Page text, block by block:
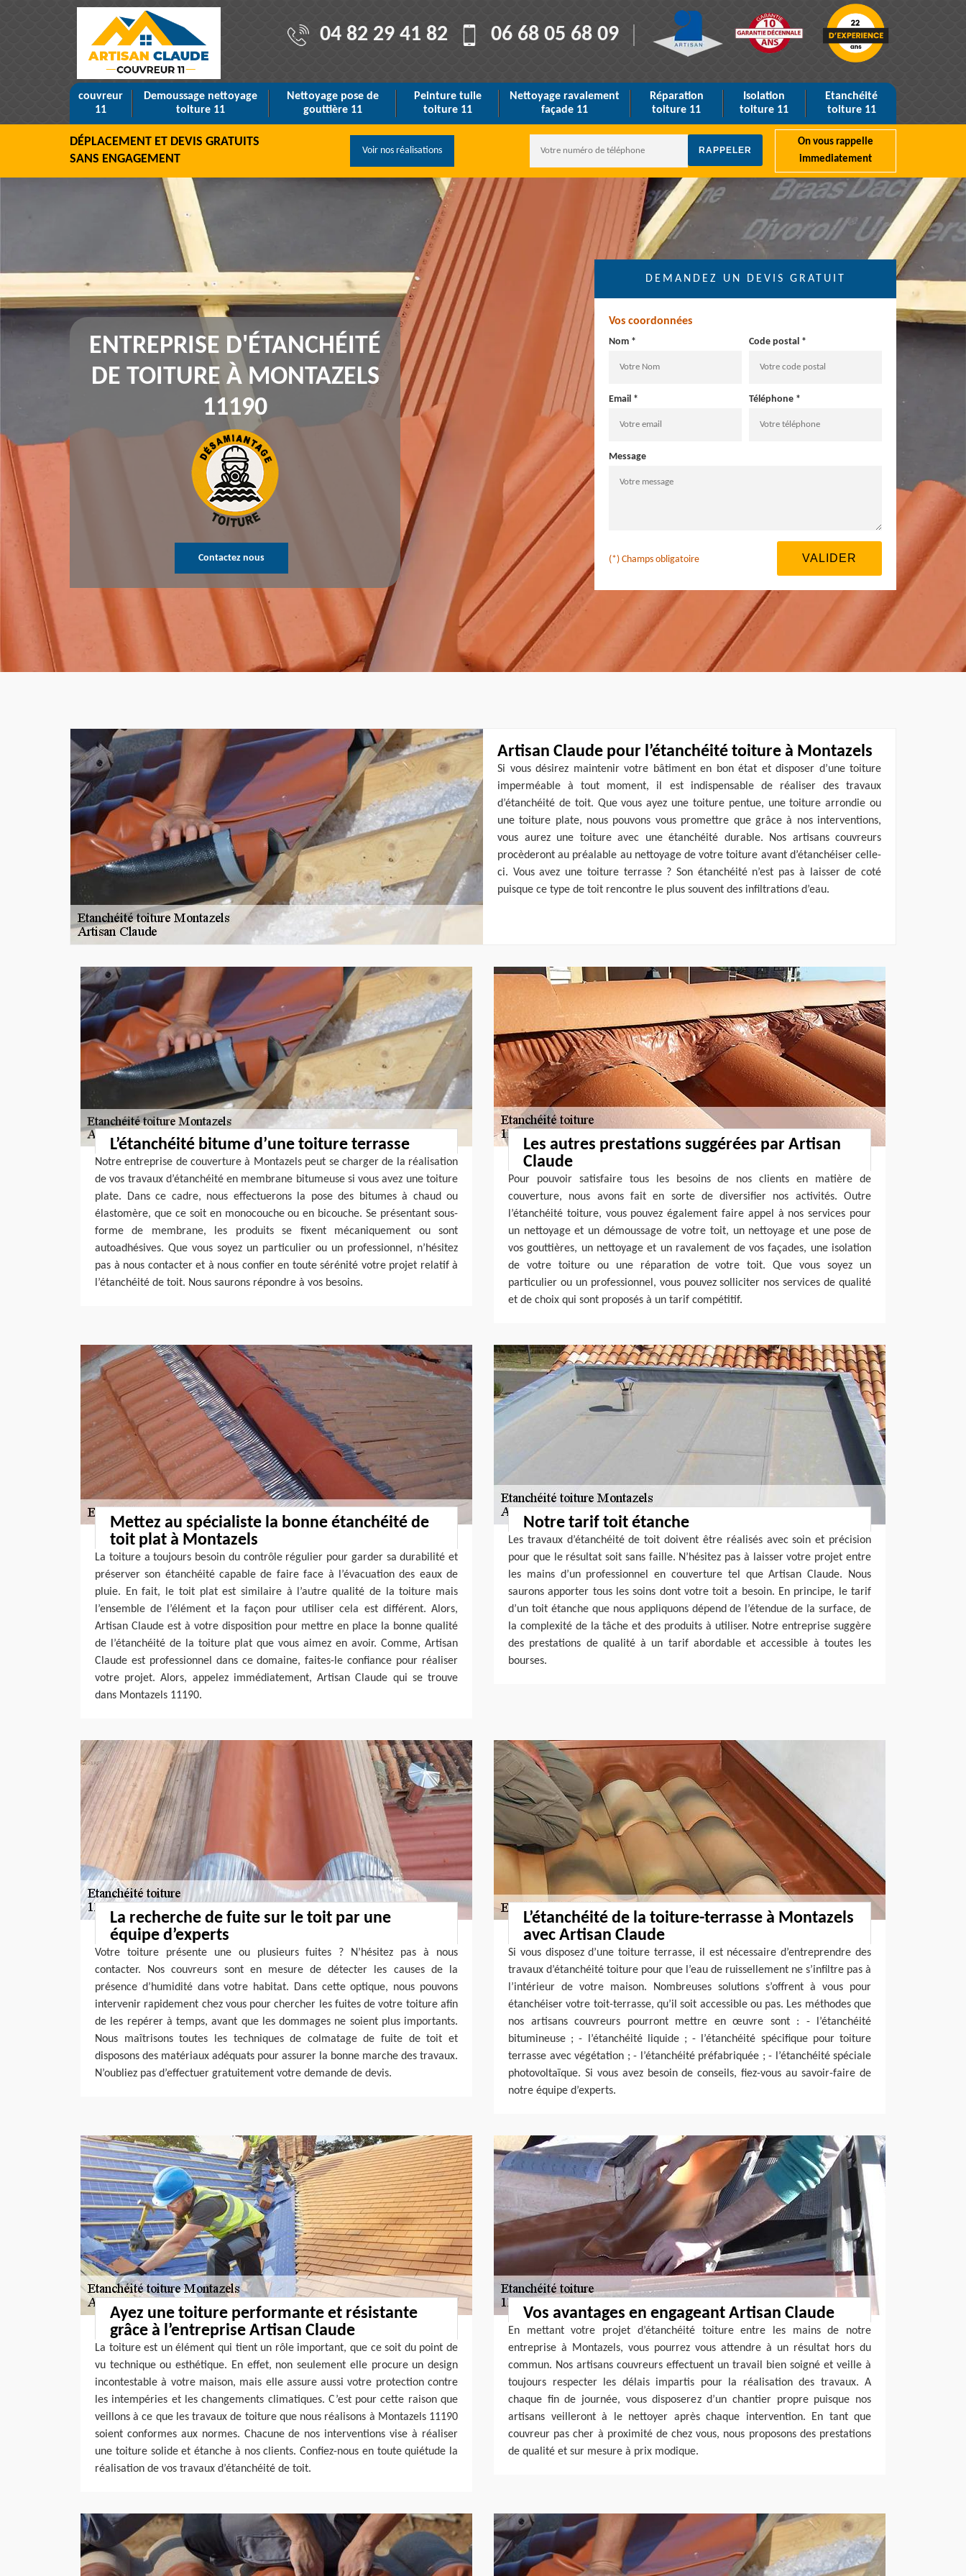
04 82 29 41 82 06 68 05 68 09
couvreur
11
Demoussage nettoyage
toiture 11
Nettoyage pose de
gouttière 11
Peinture tuile
toiture 11
Nettoyage ravalement
façade 11
Réparation
toiture 11
Isolation
toiture 11
Etanchéité
toiture 11
DÉPLACEMENT ET DEVIS GRATUITS
SANS ENGAGEMENT
Voir nos réalisations
On vous rappelle
immediatement
ENTREPRISE D'ÉTANCHÉITÉ
DE TOITURE À MONTAZELS
11190
Contactez nous
DEMANDEZ UN DEVIS GRATUIT
Vos coordonnées
Nom * Code postal *
Email * Téléphone *
Message
(*) Champs obligatoire
Artisan Claude pour l’étanchéité toiture à Montazels
Si vous désirez maintenir votre bâtiment en bon état et disposer d’une toiture
imperméable à tout moment, il est indispensable de réaliser des travaux
d’étanchéité de toit. Que vous ayez une toiture pentue, une toiture arrondie ou
une toiture plate, nous pouvons vous promettre que grâce à nos interventions,
vous aurez une toiture avec une étanchéité durable. Nos artisans couvreurs
procèderont au préalable au nettoyage de votre toiture avant d’étanchéiser celle-
ci. Vous avez une toiture terrasse ? Son étanchéité n’est pas à laisser de coté
puisque ce type de toit rencontre le plus souvent des infiltrations d’eau.
L’étanchéité bitume d’une toiture terrasse
Notre entreprise de couverture à Montazels peut se charger de la réalisation
de vos travaux d’étanchéité en membrane bitumeuse si vous avez une toiture
plate. Dans ce cadre, nous effectuerons la pose des bitumes à chaud ou
élastomère, que ce soit en monocouche ou en bicouche. Se présentant sous-
forme de membrane, les produits se fixent mécaniquement ou sont
autoadhésives. Que vous soyez un particulier ou un professionnel, n’hésitez
pas à nous contacter et à nous confier en toute sérénité votre projet relatif à
l’étanchéité de toit. Nous saurons répondre à vos besoins.
Les autres prestations suggérées par Artisan
Claude
Pour pouvoir satisfaire tous les besoins de nos clients en matière de
couverture, nous avons fait en sorte de diversifier nos activités. Outre
l’étanchéité toiture, vous pouvez également faire appel à nos services pour
un nettoyage et un démoussage de votre toit, un nettoyage et une pose de
vos gouttières, un nettoyage et un ravalement de vos façades, une isolation
de votre toiture ou une réparation de votre toit. Que vous soyez un
particulier ou un professionnel, vous pouvez solliciter nos services de qualité
et de choix qui sont proposés à un tarif compétitif.
Mettez au spécialiste la bonne étanchéité de
toit plat à Montazels
La toiture a toujours besoin du contrôle régulier pour garder sa durabilité et
préserver son étanchéité capable de faire face à l’évacuation des eaux de
pluie. En fait, le toit plat est similaire à l’autre qualité de la toiture mais
l’ensemble de l’élément et la façon pour utiliser cela est différent. Alors,
Artisan Claude est à votre disposition pour mettre en place la bonne qualité
de l’étanchéité de la toiture plat que vous aimez en avoir. Comme, Artisan
Claude est professionnel dans ce domaine, faites-le confiance pour réaliser
votre projet. Alors, appelez immédiatement, Artisan Claude qui se trouve
dans Montazels 11190.
Notre tarif toit étanche
Les travaux d’étanchéité de toit doivent être réalisés avec soin et précision
pour que le résultat soit sans faille. N’hésitez pas à laisser votre projet entre
les mains d’un professionnel en couverture tel que Artisan Claude. Nous
saurons apporter tous les soins dont votre toit a besoin. En principe, le tarif
d’un toit étanche que nous appliquons dépend de l’étendue de la surface, de
la complexité de la tâche et des produits à utiliser. Notre entreprise suggère
des prestations de qualité à un tarif abordable et accessible à toutes les
bourses.
La recherche de fuite sur le toit par une
équipe d’experts
Votre toiture présente une ou plusieurs fuites ? N’hésitez pas à nous
contacter. Nos couvreurs sont en mesure de détecter les causes de la
présence d’humidité dans votre habitat. Dans cette optique, nous pouvons
intervenir rapidement chez vous pour chercher les fuites de votre toiture afin
de les repérer à temps, avant que les dommages ne soient plus importants.
Nous maîtrisons toutes les techniques de colmatage de fuite de toit et
disposons des matériaux adéquats pour assurer la bonne marche des travaux.
N’oubliez pas d’effectuer gratuitement votre demande de devis.
L’étanchéité de la toiture-terrasse à Montazels
avec Artisan Claude
Si vous disposez d’une toiture terrasse, il est nécessaire d’entreprendre des
travaux d’étanchéité toiture pour que l’eau de ruissellement ne s’infiltre pas à
l’intérieur de votre maison. Nombreuses solutions s’offrent à vous pour
étanchéiser votre toit-terrasse, qu’il soit accessible ou pas. Les méthodes que
nos artisans couvreurs pourront mettre en œuvre sont : - l’étanchéité
bitumineuse ; - l’étanchéité liquide ; - l’étanchéité spécifique pour toiture
terrasse avec végétation ; - l’étanchéité préfabriquée ; - l’étanchéité spéciale
photovoltaïque. Si vous avez besoin de conseils, fiez-vous au savoir-faire de
notre équipe d’experts.
Ayez une toiture performante et résistante
grâce à l’entreprise Artisan Claude
La toiture est un élément qui tient un rôle important, que ce soit du point de
vu technique ou esthétique. En effet, non seulement elle procure un design
incontestable à votre maison, mais elle assure aussi votre protection contre
les intempéries et les changements climatiques. C’est pour cette raison que
veillons à ce que les travaux de toiture que nous réalisons à Montazels 11190
soient conformes aux normes. Chacune de nos interventions vise à réaliser
une toiture solide et étanche à nos clients. Confiez-nous en toute quiétude la
réalisation de vos travaux d’étanchéité de toit.
Vos avantages en engageant Artisan Claude
En mettant votre projet d’étanchéité toiture entre les mains de notre
entreprise à Montazels, vous pourrez vous attendre à un résultat hors du
commun. Nos artisans couvreurs effectuent un travail bien soigné et veille à
toujours respecter les délais impartis pour la réalisation des travaux. A
chaque fin de journée, vous disposerez d’un chantier propre puisque nos
artisans veilleront à le nettoyer après chaque intervention. En tant que
couvreur pas cher à proximité de chez vous, nous proposons des prestations
de qualité et sur mesure à prix modique.